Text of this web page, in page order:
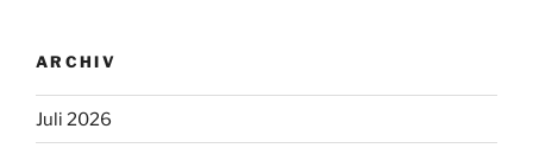
ARCHIV
Juli 2026